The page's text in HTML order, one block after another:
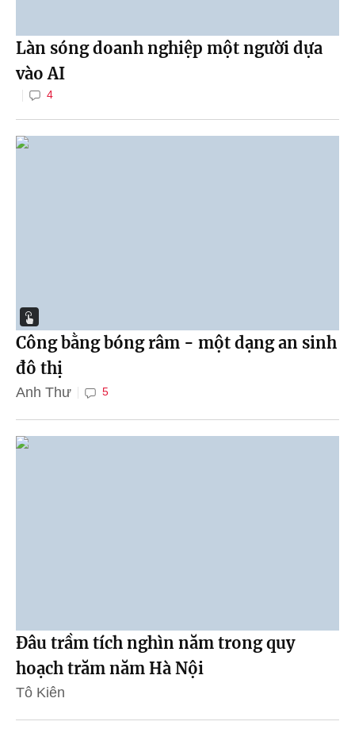
Làn sóng doanh nghiệp một người dựa
vào AI
4
Công bằng bóng râm - một dạng an sinh
đô thị
Anh Thư 5
Đâu trầm tích nghìn năm trong quy
hoạch trăm năm Hà Nội
Tô Kiên